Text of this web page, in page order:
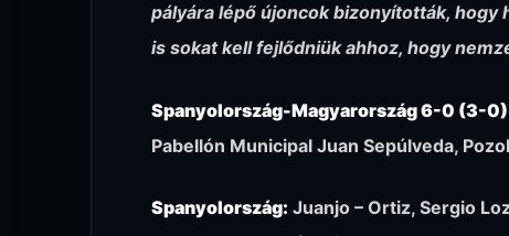
pályára lépő újoncok bizonyították,
is sokat kell fejlődniük ahhoz, hogy
Spanyolország-Magyarország 6-0 (3-0)
Pabellón Municipal Juan Sepúlveda,
Spanyolország: Juanjo – Ortiz, Sergio